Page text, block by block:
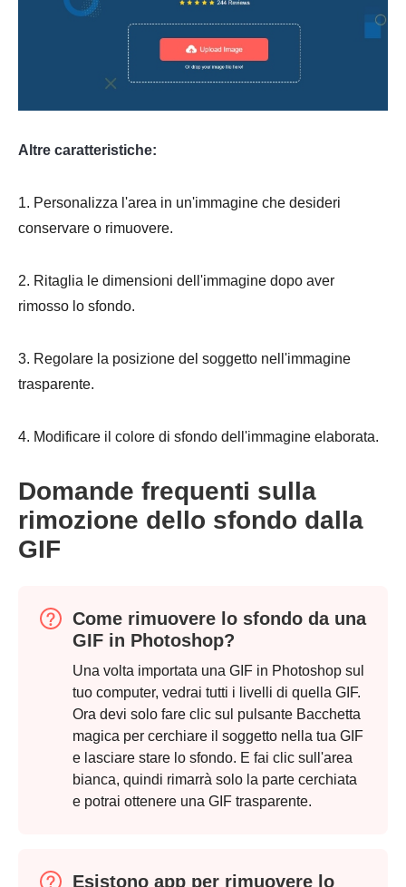
Passo 2.
Passaggio
Altre caratteristiche:
1. Personalizza l'area in un'immagine che desideri
conservare o rimuovere.
2. Ritaglia le dimensioni dell'immagine dopo aver
rimosso lo sfondo.
3. Regolare la posizione del soggetto nell'immagine
trasparente.
4. Modificare il colore di sfondo dell'immagine elaborata.
Domande frequenti sulla
rimozione dello sfondo dalla
GIF
Come rimuovere lo sfondo da una
GIF in Photoshop?
Una volta importata una GIF in Photoshop sul
tuo computer, vedrai tutti i livelli di quella GIF.
Ora devi solo fare clic sul pulsante Bacchetta
magica per cerchiare il soggetto nella tua GIF
e lasciare stare lo sfondo. E fai clic sull'area
bianca, quindi rimarrà solo la parte cerchiata
e potrai ottenere una GIF trasparente.
Esistono app per rimuovere lo